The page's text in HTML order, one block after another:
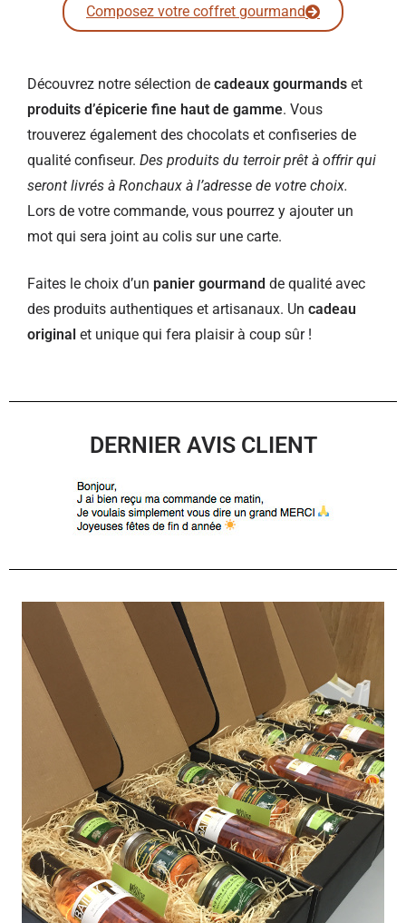
Composez votre coffret gourmand
Découvrez notre sélection de cadeaux gourmands et
produits d’épicerie fine haut de gamme. Vous
trouverez également des chocolats et confiseries de
qualité confiseur. Des produits du terroir prêt à offrir qui
seront livrés à Ronchaux à l’adresse de votre choix.
Lors de votre commande, vous pourrez y ajouter un
mot qui sera joint au colis sur une carte.
Faites le choix d’un panier gourmand de qualité avec
des produits authentiques et artisanaux. Un cadeau
original et unique qui fera plaisir à coup sûr !
DERNIER AVIS CLIENT